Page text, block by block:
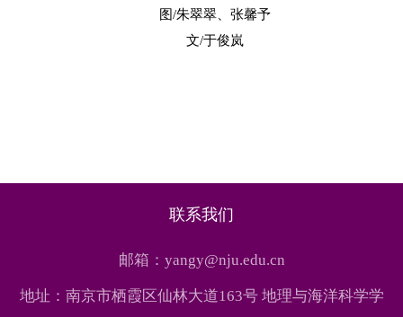
图/朱翠翠、张馨予
文/于俊岚
联系我们
邮箱：yangy@nju.edu.cn
地址：南京市栖霞区仙林大道163号 地理与海洋科学学